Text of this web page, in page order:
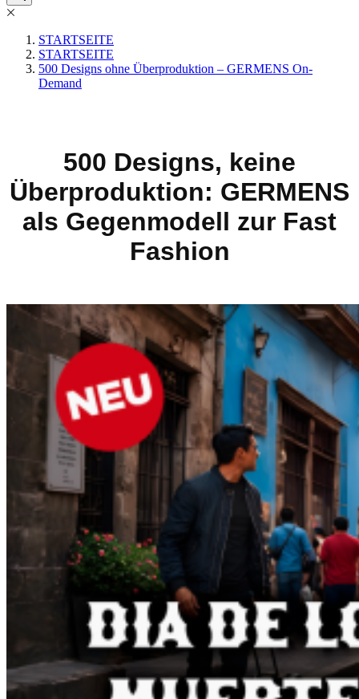
STARTSEITE
STARTSEITE
500 Designs ohne Überproduktion – GERMENS On-
Demand
500 Designs, keine
Überproduktion: GERMENS
als Gegenmodell zur Fast
Fashion